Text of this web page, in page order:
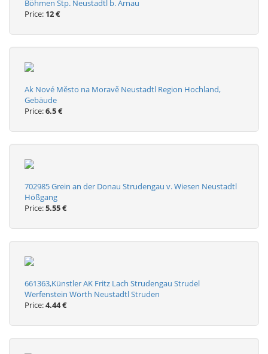
Böhmen Stp. Neustadtl b. Arnau
Price: 12 €
Ak Nové Město na Moravě Neustadtl Region Hochland,
Gebäude
Price:6.5 €
702985 Grein an der Donau Strudengau v. Wiesen Neustadtl
Hößgang
Price:5.55 €
661363,Künstler AK Fritz Lach Strudengau Strudel
Werfenstein Wörth Neustadtl Struden
Price:4.44 €